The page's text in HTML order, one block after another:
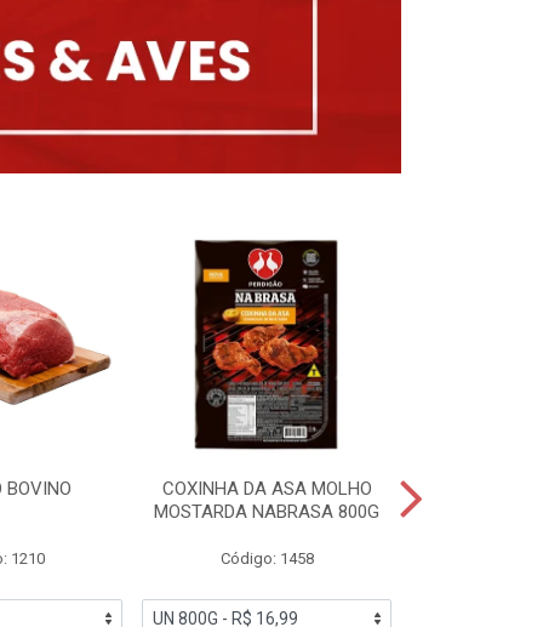
BOVINO
1210
COXINHA DA ASA MOLHO
MOSTARDA NABRASA 800G
Código: 1458